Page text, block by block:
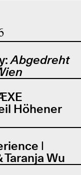
Abgedreht
Höhener
|
Wu